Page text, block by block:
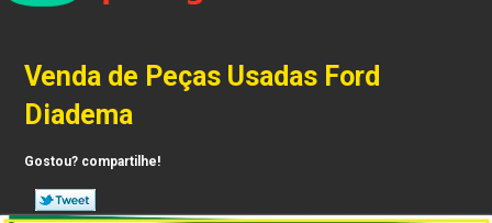
Venda de Peças Usadas Ford
Diadema
Gostou? compartilhe!